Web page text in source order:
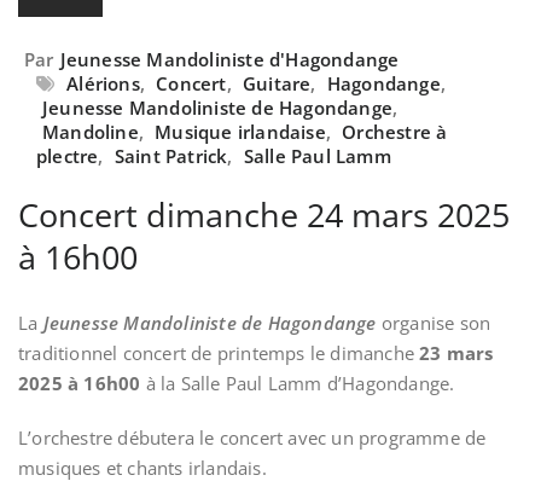
Par Jeunesse Mandoliniste d'Hagondange
Alérions, Concert, Guitare, Hagondange,
Jeunesse Mandoliniste de Hagondange,
Mandoline, Musique irlandaise, Orchestre à
plectre, Saint Patrick, Salle Paul Lamm
Concert dimanche 24 mars 2025
à 16h00
La Jeunesse Mandoliniste de Hagondange organise son
traditionnel concert de printemps le dimanche23 mars
2025 à 16h00 à la Salle Paul Lamm d’Hagondange.
L’orchestre débutera le concert avec un programme de
musiques et chants irlandais.